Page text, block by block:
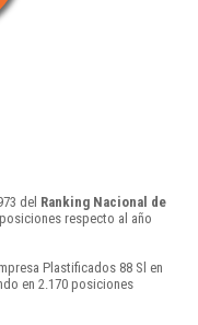
del Ranking Nacional de
respecto al año
Plastificados 88 Sl en
en 2.170 posiciones